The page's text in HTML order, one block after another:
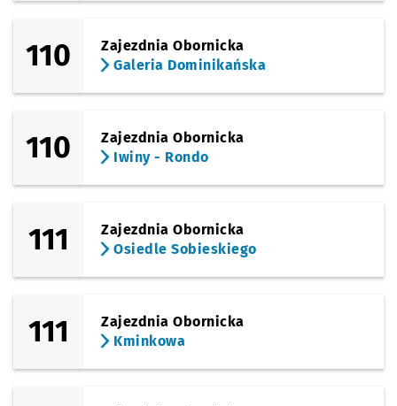
110
Zajezdnia Obornicka
Galeria Dominikańska
110
Zajezdnia Obornicka
Iwiny - Rondo
111
Zajezdnia Obornicka
Osiedle Sobieskiego
111
Zajezdnia Obornicka
Kminkowa